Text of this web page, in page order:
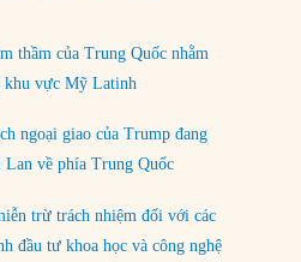
của Bắc Kinh ở Biển Đông
MORE
thầm của Trung Quốc nhằm
khu vực Mỹ Latinh
ngoại giao của Trump đang
Lan về phía Trung Quốc
trừ trách nhiệm đối với các
đầu tư khoa học và công nghệ